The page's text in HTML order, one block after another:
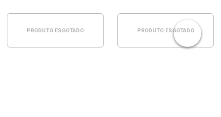
PRODUTO ESGOTADO PRODUTO ESGOTADO